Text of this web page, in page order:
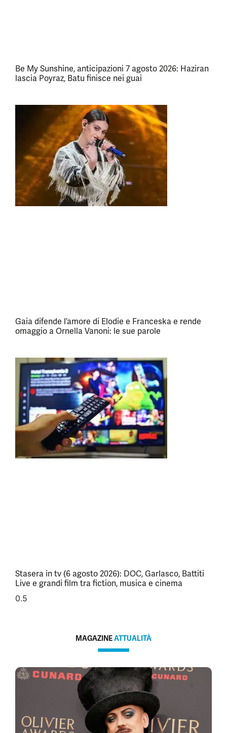
Be My Sunshine, anticipazioni 7 agosto 2026: Haziran
lascia Poyraz, Batu finisce nei guai
Gaia difende l’amore di Elodie e Franceska e rende
omaggio a Ornella Vanoni: le sue parole
Stasera in tv (6 agosto 2026): DOC, Garlasco, Battiti
Live e grandi film tra fiction, musica e cinema
MAGAZINEATTUALITÀ